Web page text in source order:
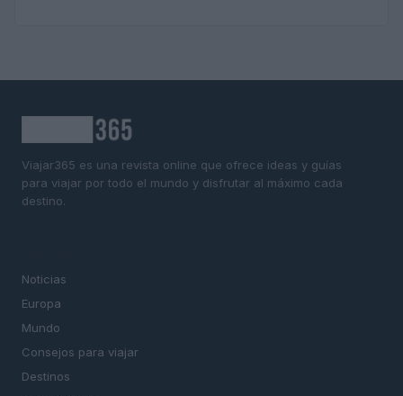
Viajar365 es una revista online que ofrece ideas y guías
para viajar por todo el mundo y disfrutar al máximo cada
destino.
Noticias
Europa
Mundo
Consejos para viajar
Destinos